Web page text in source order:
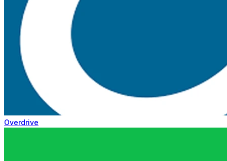
Overdrive